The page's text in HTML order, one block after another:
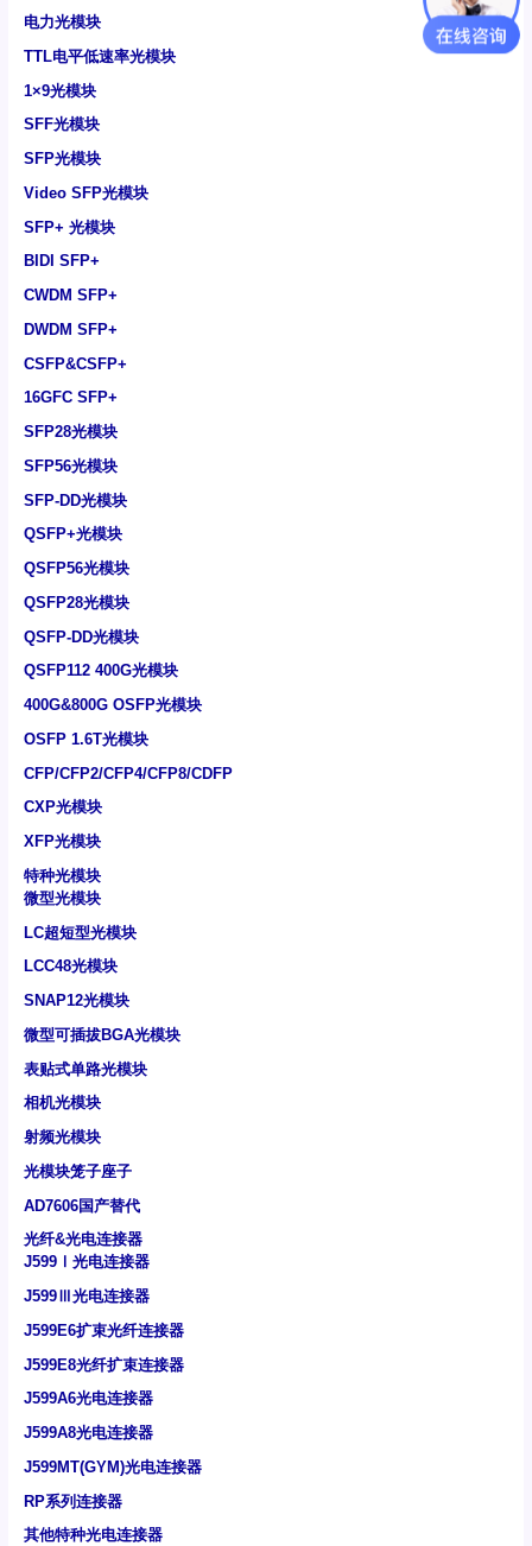
电力光模块
TTL电平低速率光模块
1×9光模块
SFF光模块
SFP光模块
Video SFP光模块
SFP+ 光模块
BIDI SFP+
CWDM SFP+
DWDM SFP+
CSFP&CSFP+
16GFC SFP+
SFP28光模块
SFP56光模块
SFP-DD光模块
QSFP+光模块
QSFP56光模块
QSFP28光模块
QSFP-DD光模块
QSFP112 400G光模块
400G&800G OSFP光模块
OSFP 1.6T光模块
CFP/CFP2/CFP4/CFP8/CDFP
CXP光模块
XFP光模块
特种光模块
微型光模块
LC超短型光模块
LCC48光模块
SNAP12光模块
微型可插拔BGA光模块
表贴式单路光模块
相机光模块
射频光模块
光模块笼子座子
AD7606国产替代
光纤&光电连接器
J599Ⅰ光电连接器
J599Ⅲ光电连接器
J599E6扩束光纤连接器
J599E8光纤扩束连接器
J599A6光电连接器
J599A8光电连接器
J599MT(GYM)光电连接器
RP系列连接器
其他特种光电连接器